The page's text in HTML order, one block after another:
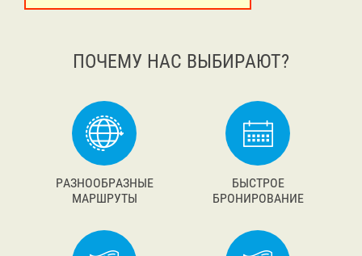
ПОЧЕМУ НАС ВЫБИРАЮТ?
РАЗНООБРАЗНЫЕ
МАРШРУТЫ
БЫСТРОЕ
БРОНИРОВАНИЕ